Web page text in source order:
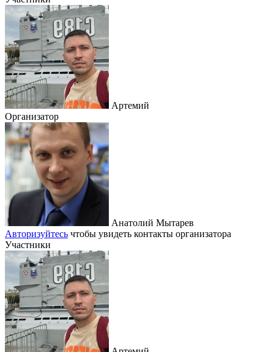
Артемий
Организатор
Анатолий Мытарев
Авторизуйтесь чтобы увидеть контакты организатора
Участники